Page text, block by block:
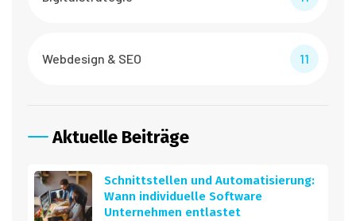
Webdesign & SEO 11
Aktuelle Beiträge
Schnittstellen und Automatisierung:
Wann individuelle Software
Unternehmen entlastet